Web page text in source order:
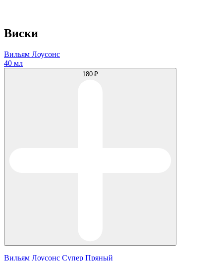
Виски
Вильям Лоусонс
40 мл
180 ₽
Вильям Лоусонс Супер Пряный